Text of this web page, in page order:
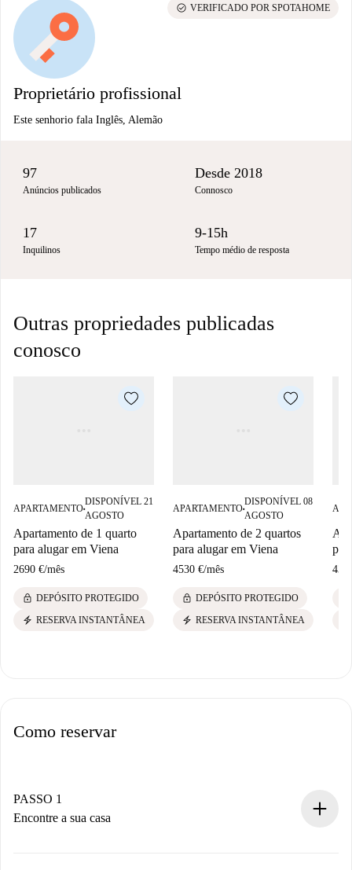
Proprietário profissional
Este senhorio fala Inglês, Alemão
check_circle VERIFICADO POR SPOTAHOME
97
Anúncios publicados
Desde 2018
Connosco
17
Inquilinos
9-15h
Tempo médio de resposta
Outras propriedades publicadas
conosco
APARTAMENTO■
DISPONÍVEL 21
AGOSTO
Apartamento de 1 quarto
para alugar em Viena
2690 €/mês
lock DEPÓSITO PROTEGIDO
electric_bolt RESERVA INSTANTÂNEA
APARTAMENTO■
DISPONÍVEL 08
AGOSTO
Apartamento de 2 quartos
para alugar em Viena
4530 €/mês
lock DEPÓSITO PROTEGIDO
electric_bolt RESERVA INSTANTÂNEA
Como reservar
PASSO 1
Encontre a sua casa